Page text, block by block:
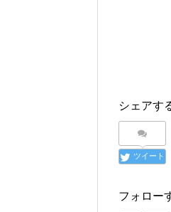
シェアす
ツイート
フォロー